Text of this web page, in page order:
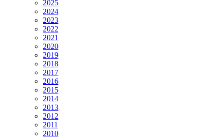
2025
2024
2023
2022
2021
2020
2019
2018
2017
2016
2015
2014
2013
2012
2011
2010